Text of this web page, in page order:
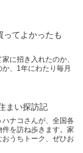
てよかったも
に招き入れたのか、
、1年にわたり毎月
まい探訪記
ハナコさんが、全国各
を訪ね歩きます。家
うちトーク、ぜひお